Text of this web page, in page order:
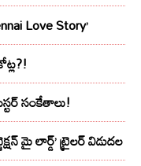
Love Story’
సంకేతాలు!
మై లార్డ్‌’ ట్రైల‌ర్ విడుద‌ల